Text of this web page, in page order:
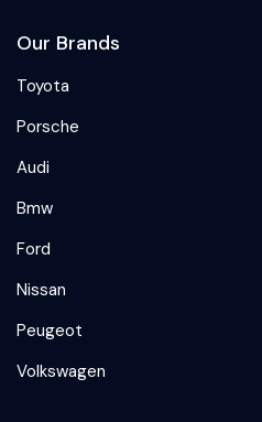
Our Brands
Toyota
Porsche
Audi
Bmw
Ford
Nissan
Peugeot
Volkswagen